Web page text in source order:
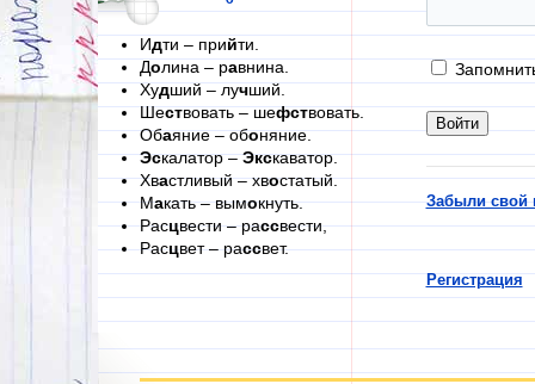
Идти – прийти.
Долина – равнина.
Худший – лучший.
Шествовать – шефствовать.
Обаяние – обоняние.
Эскалатор –Экскаватор.
Хвастливый – хвостатый.
Макать – вымокнуть.
Расцвести – рассвести,
Расцвет – рассвет.
Забыли свой
Регистрация